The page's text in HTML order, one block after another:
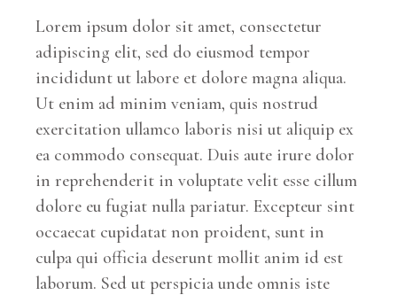
Lorem ipsum dolor sit amet, consectetur
adipiscing elit, sed do eiusmod tempor
incididunt ut labore et dolore magna aliqua.
Ut enim ad minim veniam, quis nostrud
exercitation ullamco laboris nisi ut aliquip ex
ea commodo consequat. Duis aute irure dolor
in reprehenderit in voluptate velit esse cillum
dolore eu fugiat nulla pariatur. Excepteur sint
occaecat cupidatat non proident, sunt in
culpa qui officia deserunt mollit anim id est
laborum. Sed ut perspicia unde omnis iste